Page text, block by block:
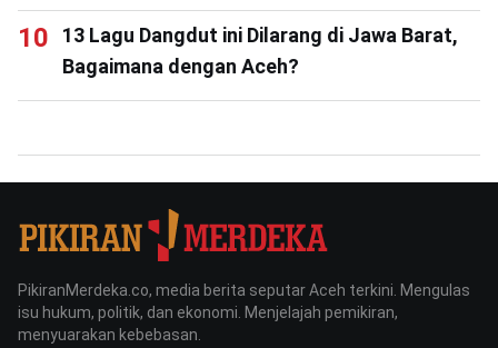
13 Lagu Dangdut ini Dilarang di Jawa Barat,
Bagaimana dengan Aceh?
PikiranMerdeka.co, media berita seputar Aceh terkini. Mengulas
isu hukum, politik, dan ekonomi. Menjelajah pemikiran,
menyuarakan kebebasan.